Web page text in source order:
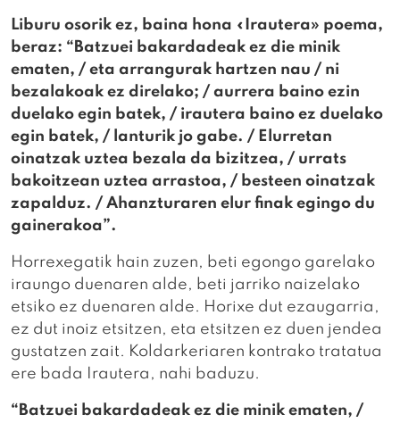
Liburu osorik ez, baina hona «Irautera» poema,
beraz: “Batzuei bakardadeak ez die minik
ematen, / eta arrangurak hartzen nau / ni
bezalakoak ez direlako; / aurrera baino ezin
duelako egin batek, / irautera baino ez duelako
egin batek, / lanturik jo gabe. / Elurretan
oinatzak uztea bezala da bizitzea, / urrats
bakoitzean uztea arrastoa, / besteen oinatzak
zapalduz. / Ahanzturaren elur finak egingo du
gainerakoa”.
Horrexegatik hain zuzen, beti egongo garelako
iraungo duenaren alde, beti jarriko naizelako
etsiko ez duenaren alde. Horixe dut ezaugarria,
ez dut inoiz etsitzen, eta etsitzen ez duen jendea
gustatzen zait. Koldarkeriaren kontrako tratatua
ere bada Irautera, nahi baduzu.
“Batzuei bakardadeak ez die minik ematen, /